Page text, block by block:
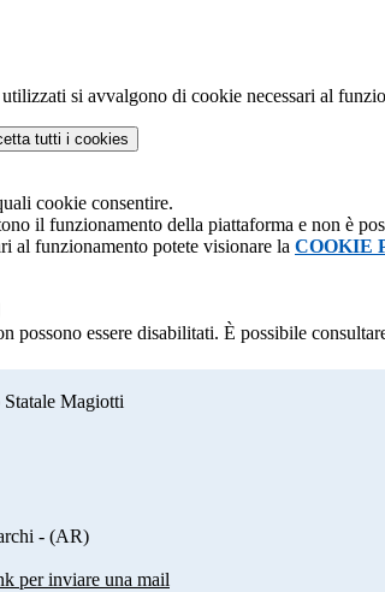
si avvalgono di cookie necessari al
tutti i cookies
cookie consentire.
il funzionamento della piattaforma e non è
al funzionamento potete visionare la COOKIE
possono essere disabilitati. È possibile
Magiotti
- (AR)
per inviare una mail